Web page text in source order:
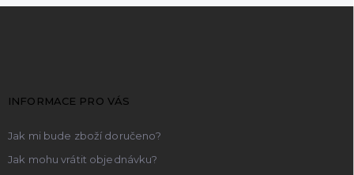
INFORMACE PRO VÁS
Jak mi bude zboží doručeno?
Jak mohu vrátit objednávku?